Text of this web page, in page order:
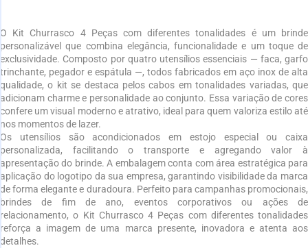
O Kit Churrasco 4 Peças com diferentes tonalidades é um brinde
personalizável que combina elegância, funcionalidade e um toque de
exclusividade. Composto por quatro utensílios essenciais — faca, garfo
trinchante, pegador e espátula —, todos fabricados em aço inox de alta
qualidade, o kit se destaca pelos cabos em tonalidades variadas, que
adicionam charme e personalidade ao conjunto. Essa variação de cores
confere um visual moderno e atrativo, ideal para quem valoriza estilo até
nos momentos de lazer.
Os utensílios são acondicionados em estojo especial ou caixa
personalizada, facilitando o transporte e agregando valor à
apresentação do brinde. A embalagem conta com área estratégica para
aplicação do logotipo da sua empresa, garantindo visibilidade da marca
de forma elegante e duradoura. Perfeito para campanhas promocionais,
brindes de fim de ano, eventos corporativos ou ações de
relacionamento, o Kit Churrasco 4 Peças com diferentes tonalidades
reforça a imagem de uma marca presente, inovadora e atenta aos
detalhes.